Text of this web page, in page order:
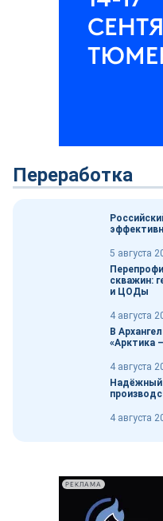
Переработка
5 августа
скважин:
и ЦОДы
4 августа
В
«Арктика
4 августа
Надёжный
4 августа
РЕКЛАМА